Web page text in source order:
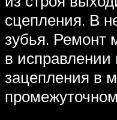
сцепления. В
зубья. Ремонт
в
зацепления в